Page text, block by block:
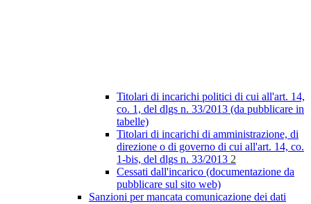
Titolari di incarichi politici di cui all'art. 14,
co. 1, del dlgs n. 33/2013 (da pubblicare in
tabelle)
Titolari di incarichi di amministrazione, di
direzione o di governo di cui all'art. 14, co.
1-bis, del dlgs n. 33/2013 2
Cessati dall'incarico (documentazione da
pubblicare sul sito web)
Sanzioni per mancata comunicazione dei dati